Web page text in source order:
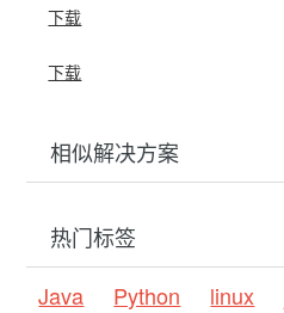
下载
下载
相似解决方案
热门标签
Java
Python linux